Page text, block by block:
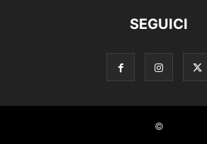
SEGUICI
©